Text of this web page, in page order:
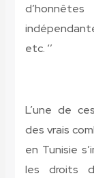
etc. ‘’
L’une de
des vrais
en Tunisie
les droits